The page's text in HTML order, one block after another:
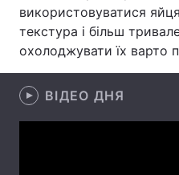
Лонгріди
Відео з Youtube
Інтерв'ю
використовуватися
текстура і більш
охолоджувати їх варто
ВІДЕО ДНЯ